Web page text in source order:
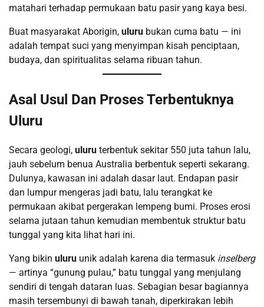
matahari terhadap permukaan batu pasir yang kaya besi.
Buat masyarakat Aborigin, uluru bukan cuma batu — ini
adalah tempat suci yang menyimpan kisah penciptaan,
budaya, dan spiritualitas selama ribuan tahun.
Asal Usul Dan Proses Terbentuknya
Uluru
Secara geologi, uluru terbentuk sekitar 550 juta tahun lalu,
jauh sebelum benua Australia berbentuk seperti sekarang.
Dulunya, kawasan ini adalah dasar laut. Endapan pasir
dan lumpur mengeras jadi batu, lalu terangkat ke
permukaan akibat pergerakan lempeng bumi. Proses erosi
selama jutaan tahun kemudian membentuk struktur batu
tunggal yang kita lihat hari ini.
Yang bikin uluru unik adalah karena dia termasuk inselberg
— artinya “gunung pulau,” batu tunggal yang menjulang
sendiri di tengah dataran luas. Sebagian besar bagiannya
masih tersembunyi di bawah tanah, diperkirakan lebih